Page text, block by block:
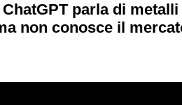
parla di metalli
non conosce il